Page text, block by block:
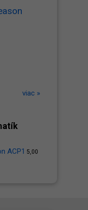
viac »
ACP1 5,00